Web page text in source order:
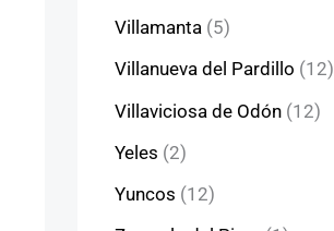
Villamanta (5)
Villanueva del Pardillo (12)
Villaviciosa de Odón (12)
Yeles (2)
Yuncos (12)